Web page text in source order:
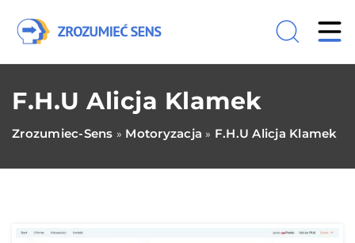
F.H.U Alicja Klamek
Zrozumiec-Sens » Motoryzacja » F.H.U Alicja Klamek